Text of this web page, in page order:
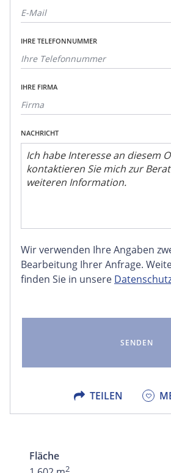
IHRE TELEFONNUMMER
IHRE FIRMA
NACHRICHT
Wir verwenden Ihre Angaben
Bearbeitung Ihrer Anfrage.
finden Sie in unsere
TEILEN
FACEBOOK
X
Fläche
2